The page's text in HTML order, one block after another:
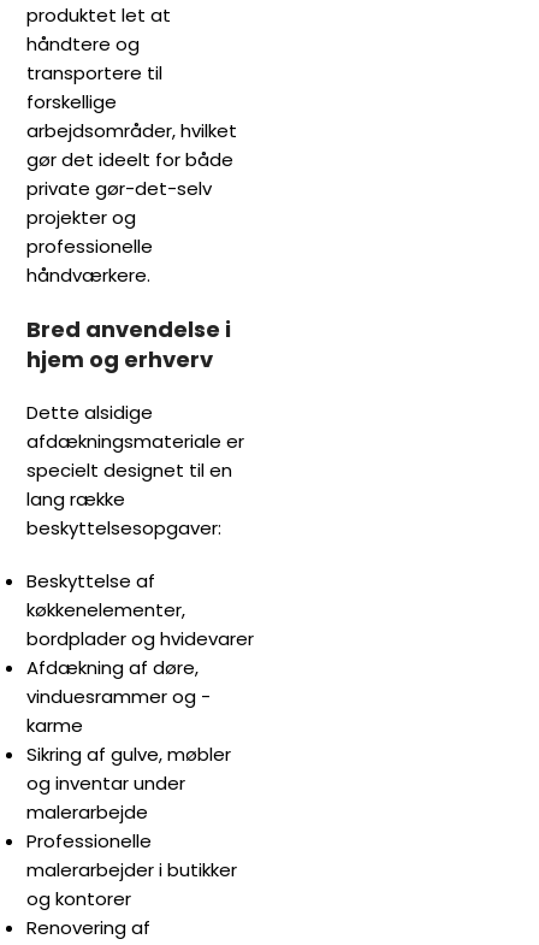
produktet let at
håndtere og
transportere til
forskellige
arbejdsområder, hvilket
gør det ideelt for både
private gør-det-selv
projekter og
professionelle
håndværkere.
Bred anvendelse i
hjem og erhverv
Dette alsidige
afdækningsmateriale er
specielt designet til en
lang række
beskyttelsesopgaver:
Beskyttelse af
køkkenelementer,
bordplader og hvidevarer
Afdækning af døre,
vinduesrammer og -
karme
Sikring af gulve, møbler
og inventar under
malerarbejde
Professionelle
malerarbejder i butikker
og kontorer
Renovering af